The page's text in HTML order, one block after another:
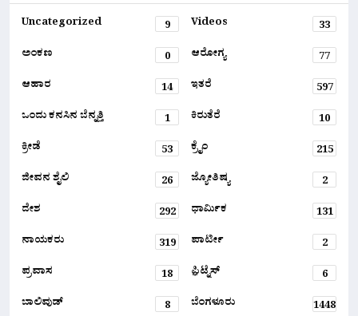
Uncategorized 9 Videos
33
ಅಂಕಣ
0 ಆರೋಗ್ಯ
77
ಆಹಾರ
14 ಇತರೆ
597
ಒಂದು ಕನಸಿನ ಬೆನ್ನತ್ತಿ
1 ಕಿರುತೆರೆ
10
ಕ್ರೀಡೆ
53 ಕ್ರೈಂ
215
ಜೀವನ ಶೈಲಿ
26 ಜ್ಯೋತಿಷ್ಯ
2
ದೇಶ
292 ಧಾರ್ಮಿಕ
131
ನಾಯಕರು
319 ಪಾರ್ಟೀ
2
ಪ್ರವಾಸ
18 ಫ಼ಿಟ್ನೆಸ್
6
ಬಾಲಿವುಡ್
8 ಬೆಂಗಳೂರು
1448